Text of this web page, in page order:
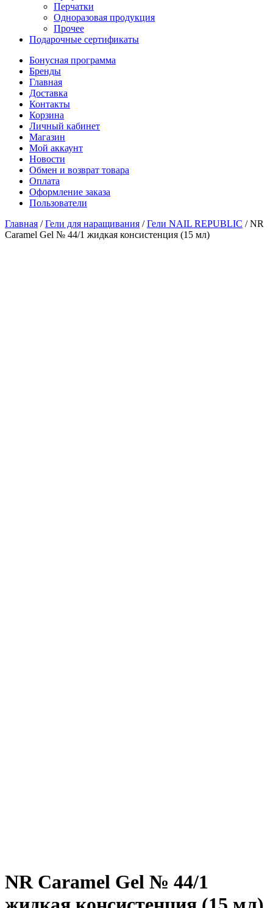
Перчатки
Одноразовая продукция
Прочее
Подарочные сертификаты
Бонусная программа
Бренды
Главная
Доставка
Контакты
Корзина
Личный кабинет
Магазин
Мой аккаунт
Новости
Обмен и возврат товара
Оплата
Оформление заказа
Пользователи
Главная /Гели для наращивания /Гели NAIL REPUBLIC /NR
Caramel Gel № 44/1 жидкая консистенция (15 мл)
NR Caramel Gel № 44/1